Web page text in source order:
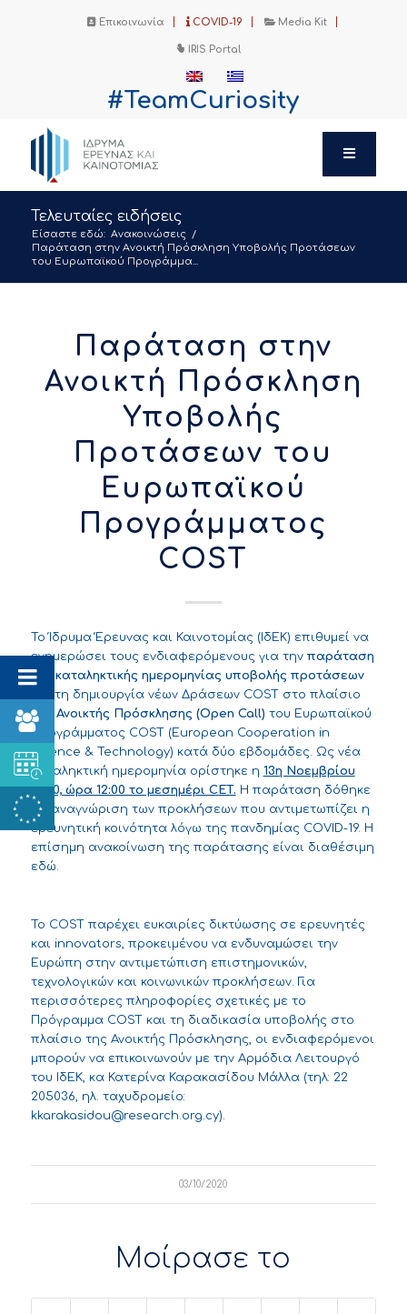
Επικοινωνία COVID-19 Media Kit
IRIS Portal
#TeamCuriosity
Τελευταίες ειδήσεις
Είσαστε εδώ: Ανακοινώσεις /
Παράταση στην Ανοικτή Πρόσκληση Υποβολής Προτάσεων
του Ευρωπαϊκού Προγράμμα...
Παράταση στην
Ανοικτή Πρόσκληση
Υποβολής
Προτάσεων του
Ευρωπαϊκού
Προγράμματος
COST
Το Ίδρυμα Έρευνας και Καινοτομίας (ΙδΕΚ) επιθυμεί να
ενημερώσει τους ενδιαφερόμενους για την παράταση
της καταληκτικής ημερομηνίας υποβολής προτάσεων
για τη δημιουργία νέων Δράσεων COST στο πλαίσιο
της Ανοικτής Πρόσκλησης (Open Call) του Ευρωπαϊκού
Προγράμματος COST
(European Cooperation in
Science & Technology) κατά δύο εβδομάδες. Ως νέα
καταληκτική ημερομηνία ορίστηκε η 13η Νοεμβρίου
2020, ώρα 12:00 το μεσημέρι CET. Η παράταση δόθηκε
σε αναγνώριση των προκλήσεων που αντιμετωπίζει η
ερευνητική κοινότητα λόγω της πανδημίας COVID-19. Η
επίσημη ανακοίνωση της παράτασης είναι διαθέσιμη
εδώ.
To COST παρέχει ευκαιρίες δικτύωσης σε ερευνητές
και innovators, προκειμένου να ενδυναμώσει την
Ευρώπη στην αντιμετώπιση επιστημονικών,
τεχνολογικών και κοινωνικών προκλήσεων. Για
περισσότερες πληροφορίες σχετικές με το
Πρόγραμμα COST και τη διαδικασία υποβολής στο
πλαίσιο της Ανοικτής Πρόσκλησης, οι ενδιαφερόμενοι
μπορούν να επικοινωνούν με την Αρμόδια Λειτουργό
του ΙδΕΚ, κα Κατερίνα Καρακασίδου Μάλλα (τηλ: 22
205036, ηλ. ταχυδρομείο:
kkarakasidou@research.org.cy).
03/10/2020
Μοίρασε το